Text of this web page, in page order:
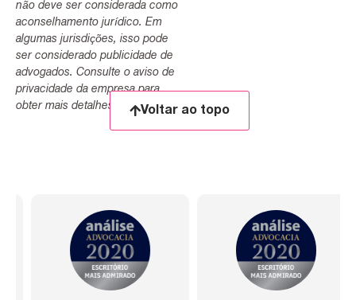
não deve ser considerada como
aconselhamento jurídico. Em
algumas jurisdições, isso pode
ser considerado publicidade de
advogados. Consulte o aviso de
privacidade da empresa para
obter mais detalhes.
Voltar ao topo